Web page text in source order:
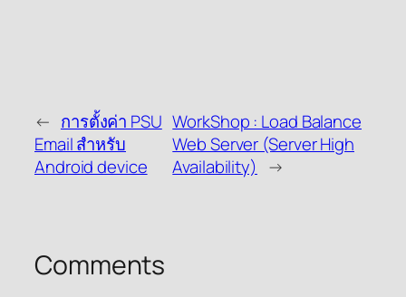
← การตั้งค่า PSU
Email สำหรับ
Android device
WorkShop : Load Balance
Web Server (Server High
Availability)
→
Comments